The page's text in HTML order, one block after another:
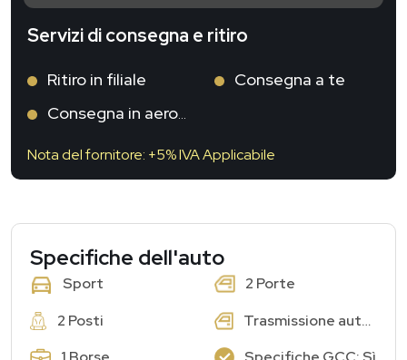
Servizi di consegna e ritiro
Ritiro in filiale
Consegna a te
Consegna in aeroporto
Nota del fornitore: +5% IVA Applicabile
Specifiche dell'auto
Sport
2 Porte
2 Posti
Trasmissione automatica